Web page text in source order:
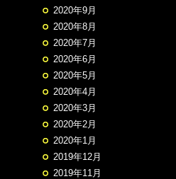
2020年9月
2020年8月
2020年7月
2020年6月
2020年5月
2020年4月
2020年3月
2020年2月
2020年1月
2019年12月
2019年11月